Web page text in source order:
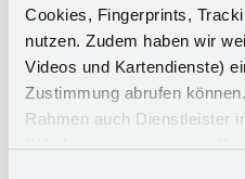
Cookies, Fingerprints,
nutzen. Zudem haben wir
Videos und Kartendienste)
Zustimmung abrufen
Rahmen auch Dienstleister
EU ohne angemessenes